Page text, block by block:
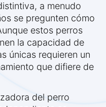
a menudo
se pregunten cómo
estos perros
la capacidad de
únicas requieren un
que difiere de
del perro